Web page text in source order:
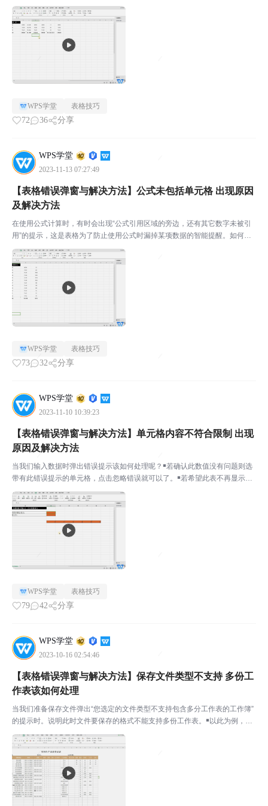
其它的单元格，接着点击“提示符号”选择「忽略错误」即可批量忽略。￭同
理，若需将公式与其它单元格保持一致则选择「复制公式」...
WPS学堂 表格技巧
72 36 分享
WPS学堂
2023-11-13 07:27:49
【表格错误弹窗与解决方法】公式未包括单元格 出现原因
及解决方法
在使用公式计算时，有时会出现“公式引用区域的旁边，还有其它数字未被引
用”的提示，这是表格为了防止使用公式时漏掉某项数据的智能提醒。如何处
理呢？￭首先选中有错误提示的单元格，点击提示按钮，选择「更新公式以包
括单元格」此时就会自动引用漏用数据了。当我们不需要此...
WPS学堂 表格技巧
73 32 分享
WPS学堂
2023-11-10 10:39:23
【表格错误弹窗与解决方法】单元格内容不符合限制 出现
原因及解决方法
当我们输入数据时弹出错误提示该如何处理呢？￭若确认此数值没有问题则选
带有此错误提示的单元格，点击忽略错误就可以了。￭若希望此表不再显示有
效性的错误提示，则可点击「错误检查」勾掉「内容与数据有效性不符」即可
若我们希望输入正确的范围该如何查看呢？￭点击「数据」...
WPS学堂 表格技巧
79 42 分享
WPS学堂
2023-10-16 02:54:46
【表格错误弹窗与解决方法】保存文件类型不支持 多份工
作表该如何处理
当我们准备保存文件弹出“您选定的文件类型不支持包含多分工作表的工作簿”
的提示时。说明此时文件要保存的格式不能支持多份工作表。￭以此为例，此
工作簿内有三个表，当我们保存时选择CSV、TXT等格式时就会出现此提示
框。￭若出现此提示后仍然强制保存，则表内的所有工...